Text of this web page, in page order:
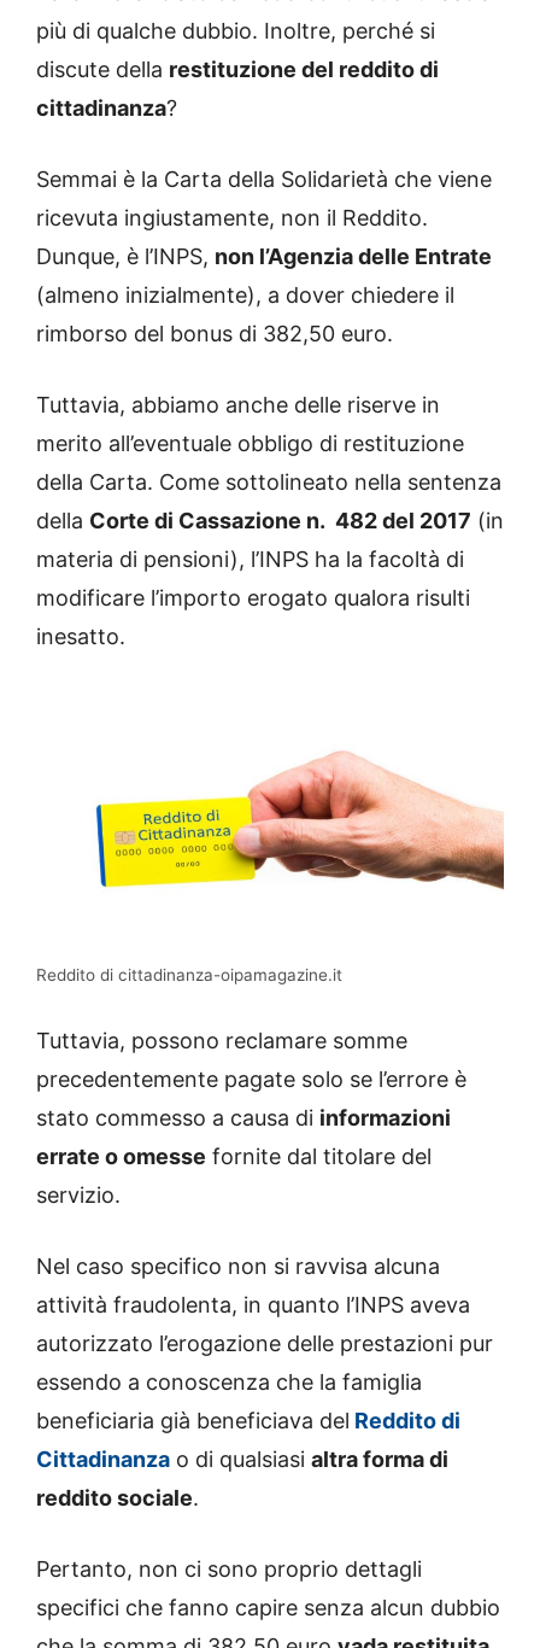
più di qualche dubbio. Inoltre, perché si
discute della restituzione del reddito di
cittadinanza?
Semmai è la Carta della Solidarietà che viene
ricevuta ingiustamente, non il Reddito.
Dunque, è l’INPS, non l’Agenzia delle Entrate
(almeno inizialmente), a dover chiedere il
rimborso del bonus di 382,50 euro.
Tuttavia, abbiamo anche delle riserve in
merito all’eventuale obbligo di restituzione
della Carta. Come sottolineato nella sentenza
della Corte di Cassazione n. 482 del 2017 (in
materia di pensioni), l’INPS ha la facoltà di
modificare l’importo erogato qualora risulti
inesatto.
Reddito di cittadinanza-oipamagazine.it
Tuttavia, possono reclamare somme
precedentemente pagate solo se l’errore è
stato commesso a causa di informazioni
errate o omesse fornite dal titolare del
servizio.
Nel caso specifico non si ravvisa alcuna
attività fraudolenta, in quanto l’INPS aveva
autorizzato l’erogazione delle prestazioni pur
essendo a conoscenza che la famiglia
beneficiaria già beneficiava del Reddito di
Cittadinanza o di qualsiasi altra forma di
reddito sociale.
Pertanto, non ci sono proprio dettagli
specifici che fanno capire senza alcun dubbio